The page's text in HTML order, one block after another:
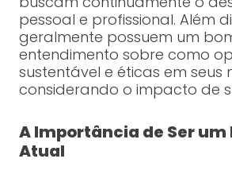
pessoal e profissional. Além
geralmente possuem um
entendimento sobre como
sustentável e éticas em seus
considerando o impacto de
A Importância de Ser
Atual